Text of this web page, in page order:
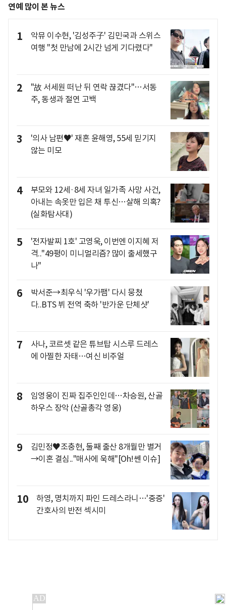
연예 많이 본 뉴스
1
악뮤 이수현, '김성주子' 김민국과 스위스
여행 "첫 만남에 2시간 넘게 기다렸다"
2
"故 서세원 떠난 뒤 연락 끊겼다"…서동
주, 동생과 절연 고백
3
'의사 남편♥' 재혼 윤해영, 55세 믿기지
않는 미모
4
부모와 12세·8세 자녀 일가족 사망 사건,
아내는 속옷만 입은 채 투신…살해 의혹?
(실화탐사대)
5
'전자발찌 1호' 고영욱, 이번엔 이지혜 저
격.."49평이 미니멀리즘? 많이 출세했구
나"
6
박서준→최우식 '우가팸' 다시 뭉쳤
다..BTS 뷔 전역 축하 '반가운 단체샷'
7
사나, 코르셋 같은 튜브탑 시스루 드레스
에 아찔한 자태…여신 비주얼
8
임영웅이 진짜 집주인인데…차승원, 산골
하우스 장악 (산골총각 영웅)
9
김민정♥조충현, 둘째 출산 8개월만 별거
→이혼 결심.."매사에 욱해"[Oh!쎈 이슈]
10
하영, 명치까지 파인 드레스라니…'중증'
간호사의 반전 섹시미